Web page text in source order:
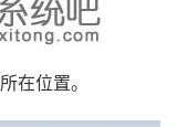
位置。